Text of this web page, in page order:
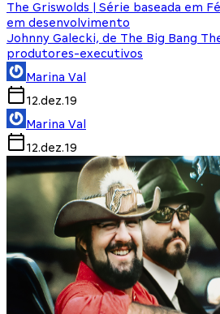
The Griswolds | Série baseada em
em desenvolvimento
Johnny Galecki, de The Big Bang
produtores-executivos
Marina Val
12.dez.19
Marina Val
12.dez.19